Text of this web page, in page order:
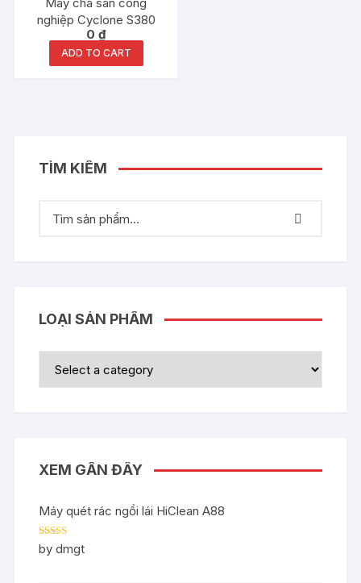
nghiệp Cyclone S380
0₫
ADD TO CART
TÌM KIẾM
LOẠI SẢN PHẨM
XEM GẦN ĐÂY
Máy quét rác ngồi lái HiClean A88
Rated5out
of 5
by dmgt